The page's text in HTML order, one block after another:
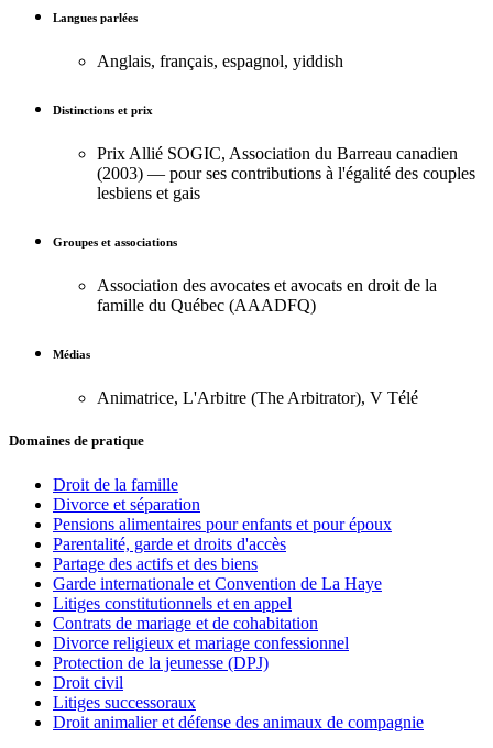
Langues parlées
Anglais, français, espagnol, yiddish
Distinctions et prix
Prix Allié SOGIC, Association du Barreau canadien
(2003) — pour ses contributions à l'égalité des couples
lesbiens et gais
Groupes et associations
Association des avocates et avocats en droit de la
famille du Québec (AAADFQ)
Médias
Animatrice, L'Arbitre (The Arbitrator), V Télé
Domaines de pratique
Droit de la famille
Divorce et séparation
Pensions alimentaires pour enfants et pour époux
Parentalité, garde et droits d'accès
Partage des actifs et des biens
Garde internationale et Convention de La Haye
Litiges constitutionnels et en appel
Contrats de mariage et de cohabitation
Divorce religieux et mariage confessionnel
Protection de la jeunesse (DPJ)
Droit civil
Litiges successoraux
Droit animalier et défense des animaux de compagnie